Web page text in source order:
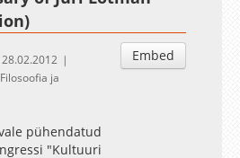
Embed
28.02.2012
Filosoofia ja
pühendatud
"Kultuuri